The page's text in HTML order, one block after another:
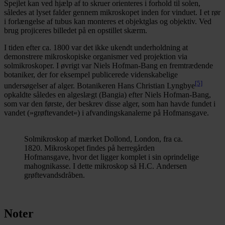
Spejlet kan ved hjælp af to skruer orienteres i forhold til solen,
således at lyset falder gennem mikroskopet inden for vinduet. I et rør
i forlængelse af tubus kan monteres et objektglas og objektiv. Ved
brug projiceres billedet på en opstillet skærm.
I tiden efter ca. 1800 var det ikke ukendt underholdning at
demonstrere mikroskopiske organismer ved projektion via
solmikroskoper. I øvrigt var Niels Hofman-Bang en fremtrædende
botaniker, der for eksempel publicerede videnskabelige
undersøgelser af alger. Botanikeren Hans Christian Lyngbye[5]
opkaldte således en algeslægt (Bangia) efter Niels Hofman-Bang,
som var den første, der beskrev disse alger, som han havde fundet i
vandet (»grøftevandet«) i afvandingskanalerne på Hofmansgave.
Solmikroskop af mærket Dollond, London, fra ca.
1820. Mikroskopet findes på herregården
Hofmansgave, hvor det ligger komplet i sin oprindelige
mahognikasse. I dette mikroskop så H.C. Andersen
grøftevandsdråben.
Noter